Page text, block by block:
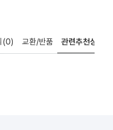
(0) 교환/반품 관련추천상품